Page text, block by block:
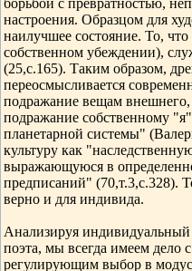
борьбой с превратностью,
настроения. Образцом для
наилучшее состояние. То,
собственном убеждении),
(25,с.165). Таким образом,
переосмысливается
подражание вещам
подражание собственному
планетарной системы"
культуру как
выражающуюся в
предписаний" (70,т.3,с.328).
верно и для индивида.
Анализируя
поэта, мы всегда имеем
регулирующим выбор в